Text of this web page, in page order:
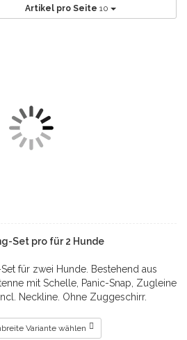
Artikel pro Seite 10
Set pro für 2 Hunde
für zwei Hunde. Bestehend aus
mit Schelle, Panic-Snap, Zugleine
Neckline. Ohne Zuggeschirr.
Variante wählen